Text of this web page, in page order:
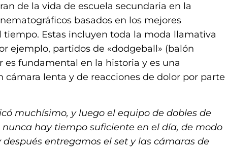
de la vida de escuela secundaria en la
basados en los mejores
Estas incluyen toda la moda llamativa
ejemplo, partidos de «dodgeball» (balón
es fundamental en la historia y es una
lenta y de reacciones de dolor por parte
muchísimo, y luego el equipo de dobles de
hay tiempo suficiente en el día, de modo
entregamos el set y las cámaras de